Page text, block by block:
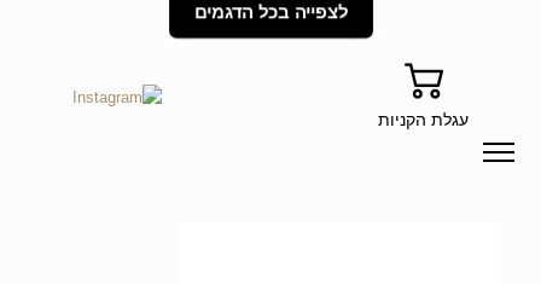
לצפייה בכל הדגמים
עגלת הקניות